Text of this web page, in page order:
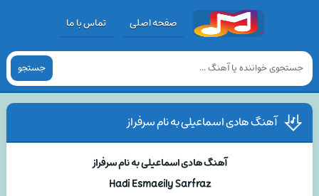
صفحه اصلی تماس با ما
جستجو
آهنگ هادی اسماعیلی به نام سرفراز
آهنگ هادی اسماعیلی به نام سرفراز
Hadi Esmaeily Sarfraz